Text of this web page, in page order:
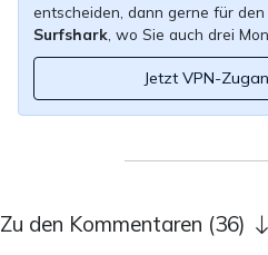
entscheiden, dann gerne für den
Surfshark, wo Sie auch drei
Jetzt VPN-
Zu den Kommentaren (36)